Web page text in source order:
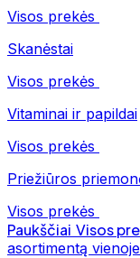
Visos prekės
Skanėstai
Visos prekės
Vitaminai ir papildai
Visos prekės
Priežiūros
Visos prekės
Paukščiai Visos
asortimentą